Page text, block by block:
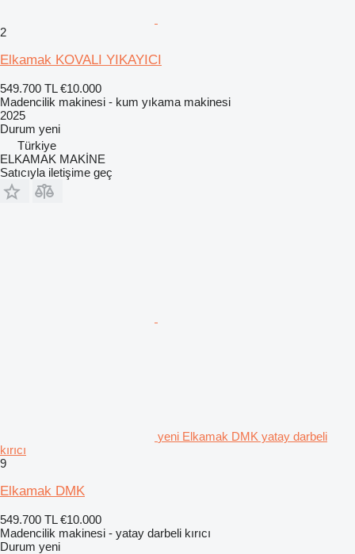
2
Elkamak KOVALI YIKAYICI
549.700 TL €10.000
Madencilik makinesi - kum yıkama makinesi
2025
Durum yeni
Türkiye
ELKAMAK MAKİNE
Satıcıyla iletişime geç
yeni Elkamak DMK yatay darbeli
kırıcı
9
Elkamak DMK
549.700 TL €10.000
Madencilik makinesi - yatay darbeli kırıcı
Durum yeni